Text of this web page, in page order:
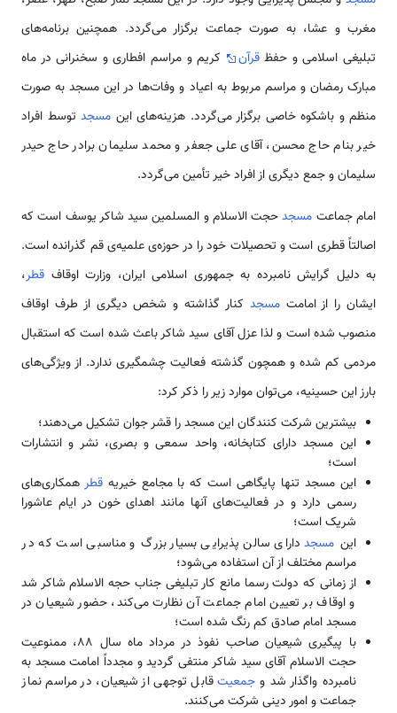
مغرب و عشا، به صورت جماعت برگزار می‌گردد. همچنین برنامه‌های
تبلیغی اسلامی و حفظقرآن
کریم و مراسم افطاری و سخنرانی در ماه
مبارک رمضان و مراسم مربوط به اعیاد و وفات‌ها در این مسجد به صورت
منظم و باشکوه خاصی برگزار می‌گردد. هزینه‌های این مسجد توسط افراد
خیر بنام حاج محسن، آقای علی جعفر و محمد سلیمان برادر حاج حیدر
سلیمان و جمع دیگری از افراد خیر تأمین می‌گردد.
امام جماعت مسجدحجت الاسلام و المسلمین سید شاکر یوسف است که
اصالتاً قطری است و تحصیلات خود را در حوزه‌ی علمیه‌ی قم گذرانده است.
به دلیل گرایش نامبرده به جمهوری اسلامی ایران، وزارت اوقاف قطر،
ایشان را از امامتمسجد کنار گذاشته و شخص دیگری از طرف اوقاف
منصوب شده است و لذا عزل آقای سید شاکر باعث شده است که استقبال
مردمی کم شده و همچون گذشته فعالیت چشمگیری ندارد. از ویژگی‌های
بارز این حسینیه، می‌توان موارد زیر را ذكر كرد:
بیشترین شرکت کنندگان این مسجد را قشر جوان تشکیل می‌دهند؛
این مسجد دارای کتابخانه، واحد سمعی و بصری، نشر و انتشارات
است؛
این مسجد تنها پایگاهی است که با مجامع خیریهقطر همکاری‌های
رسمی دارد و در فعالیت‌های آنها مانند اهدای خون در ایام عاشورا
شریک است؛
این مسجددارای سالن پذیرایی بسیار بزرگ و مناسبی است که در
مراسم‌ مختلف از آن استفاده می‌شود؛
از زمانی که دولت رسما مانع کار تبلیغی جناب حجه الاسلام شاکر شد
و اوقاف بر تعیین امام جماعت آن نظارت می‌كند، حضور شیعیان در
مسجد امام صادق کم رنگ شده است؛
با پیگیری شیعیان صاحب نفوذ در مرداد ماه سال 88، ممنوعیت
حجت الاسلام آقای سید شاکر منتفی گردید و مجدداً امامت مسجد به
نامبرده واگذار شد وجمعیتقابل توجهی از شیعیان، در مراسم نماز
جماعت و امور دینی شرکت می‌کنند.